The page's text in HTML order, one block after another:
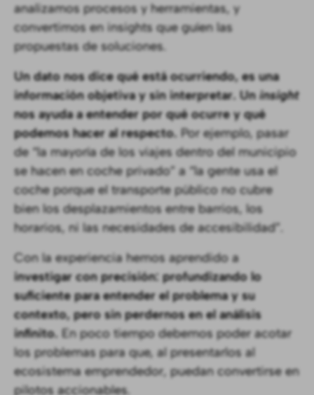
analizamos procesos y herramientas, y
convertimos en insights que guíen las
propuestas de soluciones.
Un dato nos dice qué está ocurriendo, es una
información objetiva y sin interpretar. Uninsight
nos ayuda a entender por qué ocurre y qué
podemos hacer al respecto. Por ejemplo, pasar
de “la mayoría de los viajes dentro del municipio
se hacen en coche privado” a “la gente usa el
coche porque el transporte público no cubre
bien los desplazamientos entre barrios, los
horarios, ni las necesidades de accesibilidad”.
Con la experiencia hemos aprendido a
investigar con precisión: profundizando lo
suficiente para entender el problema y su
contexto, pero sin perdernos en el análisis
infinito. En poco tiempo debemos poder acotar
los problemas para que, al presentarlos al
ecosistema emprendedor, puedan convertirse en
pilotos accionables.